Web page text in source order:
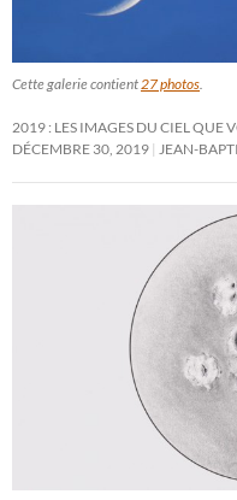
Cette galerie contient27 photos.
2019 : LES IMAGES DU CIEL QUE
DÉCEMBRE 30, 2019 JEAN-